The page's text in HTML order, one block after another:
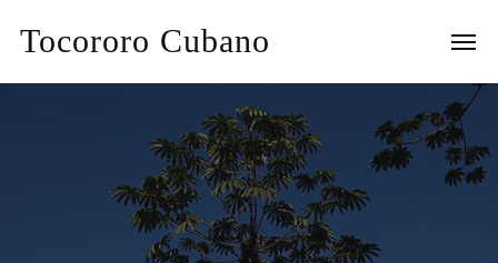
Tocororo Cubano